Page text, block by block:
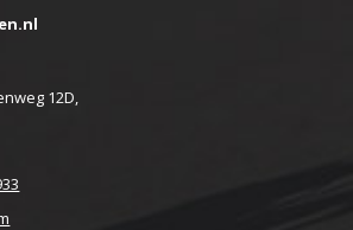
12D,